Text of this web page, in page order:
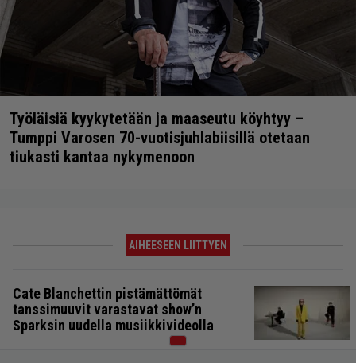
Työläisiä kyykytetään ja maaseutu köyhtyy –
Tumppi Varosen 70-vuotisjuhlabiisillä otetaan
tiukasti kantaa nykymenoon
AIHEESEEN LIITTYEN
Cate Blanchettin pistämättömät
tanssimuuvit varastavat show’n
Sparksin uudella musiikkivideolla